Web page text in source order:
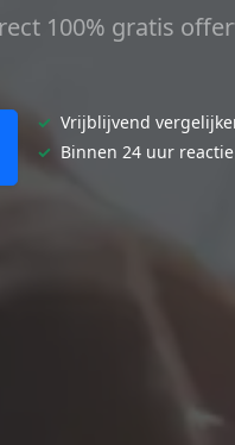
100% gratis
✓ Vrijblijvend
✓ Binnen 24 uur reactie